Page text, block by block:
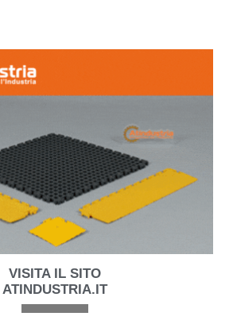
VISITA IL SITO
ATINDUSTRIA.IT